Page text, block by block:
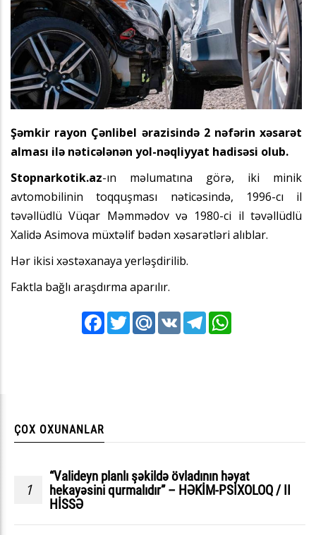
Şəmkir rayon Çənlibel ərazisində 2 nəfərin xəsarət
alması ilə nəticələnən yol-nəqliyyat hadisəsi olub.
Stopnarkotik.az-ın məlumatına görə, iki minik
avtomobilinin toqquşması nəticəsində, 1996-cı il
təvəllüdlü Vüqar Məmmədov və 1980-ci il təvəllüdlü
Xalidə Asimova müxtəlif bədən xəsarətləri alıblar.
Hər ikisi xəstəxanaya yerləşdirilib.
Faktla bağlı araşdırma aparılır.
FacebookTwitterMail.RuVK Telegram
ÇOX OXUNANLAR
1
“Valideyn planlı şəkildə övladının həyat
hekayəsini qurmalıdır” – HƏKİM-PSİXOLOQ / II
HİSSƏ